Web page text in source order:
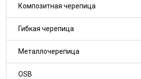
Композитная черепица
Гибкая черепица
Металлочерепица
OSB